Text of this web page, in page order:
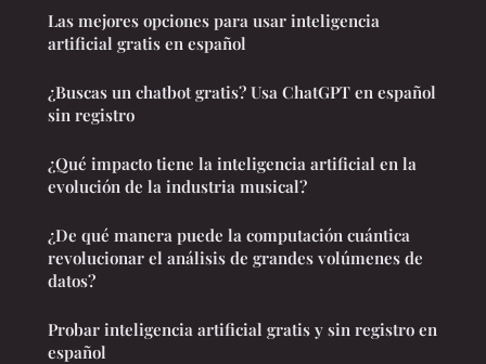
Las mejores opciones para usar inteligencia
artificial gratis en español
¿Buscas un chatbot gratis? Usa ChatGPT en español
sin registro
¿Qué impacto tiene la inteligencia artificial en la
evolución de la industria musical?
¿De qué manera puede la computación cuántica
revolucionar el análisis de grandes volúmenes de
datos?
Probar inteligencia artificial gratis y sin registro en
español